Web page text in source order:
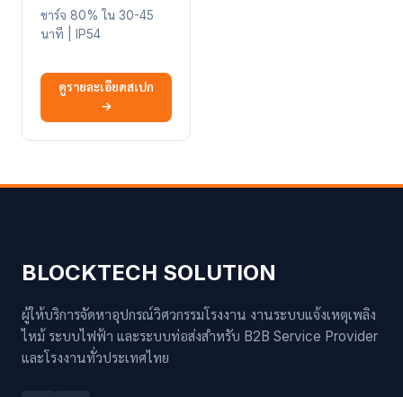
ชาร์จ 80% ใน 30-45
นาที | IP54
ดูรายละเอียดสเปก
→
BLOCKTECH SOLUTION
ผู้ให้บริการจัดหาอุปกรณ์วิศวกรรมโรงงาน งานระบบแจ้งเหตุเพลิง
ไหม้ ระบบไฟฟ้า และระบบท่อส่งสำหรับ B2B Service Provider
และโรงงานทั่วประเทศไทย